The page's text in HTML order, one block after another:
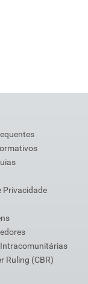
Privacidade
Ruling (CBR)